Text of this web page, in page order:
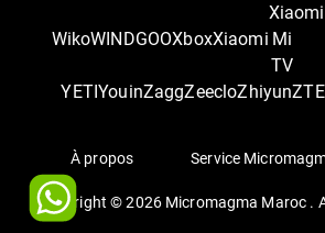
WikoWINDGOOXboxXiaomi
Xiaomi
Mi
TV
YETIYouinZaggZeecloZhiyunZTE
À propos Service
Copyright ©2026Micromagma Maroc .